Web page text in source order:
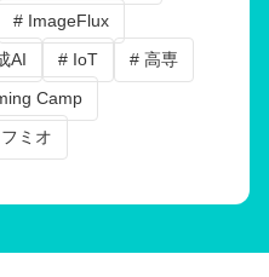
# ImageFlux
AI # IoT
# 高専
Camp
ミオ